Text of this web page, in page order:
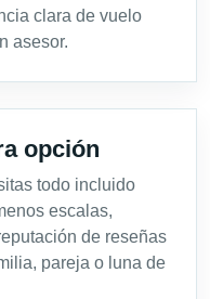
clara de vuelo
asesor.
opción
todo incluido
escalas,
de reseñas
pareja o luna de